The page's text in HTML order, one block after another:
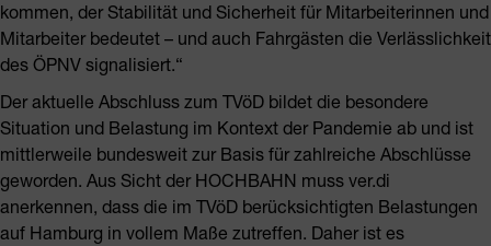
kommen, der Stabilität und Sicherheit für Mitarbeiterinnen und
Mitarbeiter bedeutet – und auch Fahrgästen die Verlässlichkeit
des ÖPNV signalisiert.“
Der aktuelle Abschluss zum TVöD bildet die besondere
Situation und Belastung im Kontext der Pandemie ab und ist
mittlerweile bundesweit zur Basis für zahlreiche Abschlüsse
geworden. Aus Sicht der HOCHBAHN muss ver.di
anerkennen, dass die im TVöD berücksichtigten Belastungen
auf Hamburg in vollem Maße zutreffen. Daher ist es